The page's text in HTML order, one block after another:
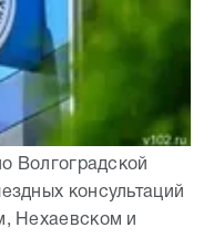
Волгоградской
консультаций
Нехаевском и